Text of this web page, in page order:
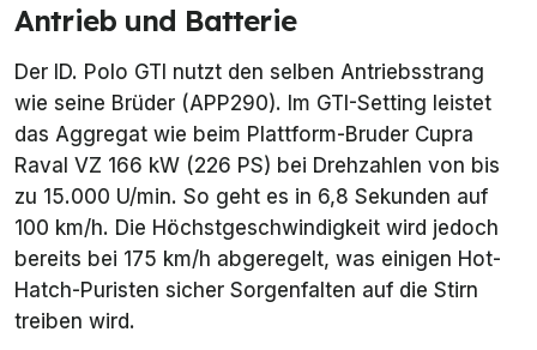
Antrieb und Batterie
Der ID. Polo GTI nutzt den selben Antriebsstrang
wie seine Brüder (APP290). Im GTI-Setting leistet
das Aggregat wie beim Plattform-Bruder Cupra
Raval VZ 166 kW (226 PS) bei Drehzahlen von bis
zu 15.000 U/min. So geht es in 6,8 Sekunden auf
100 km/h. Die Höchstgeschwindigkeit wird jedoch
bereits bei 175 km/h abgeregelt, was einigen Hot-
Hatch-Puristen sicher Sorgenfalten auf die Stirn
treiben wird.